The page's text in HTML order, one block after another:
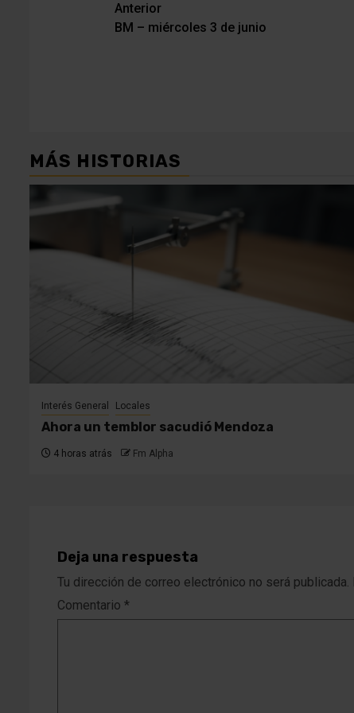
Navegación
de
Anterior
BM – miércoles 3 de junio
MÁS HISTORIAS
Interés General Locales
Ahora un temblor sacudió Mendoza
4 horas atrás Fm Alpha
Deja una respuesta
Tu dirección de correo electrónico no será publicada.
Comentario *